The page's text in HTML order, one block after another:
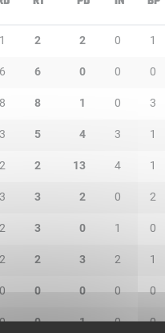
1 2 2 0 1
6 6 0 0 0
8 8 1 0 3
3 5 4 3 1
2 2 13 4 1
3 3 2 0 2
2 3 0 1 0
2 2 3 2 1
0 0 0 0 0
0 0 1 0 0